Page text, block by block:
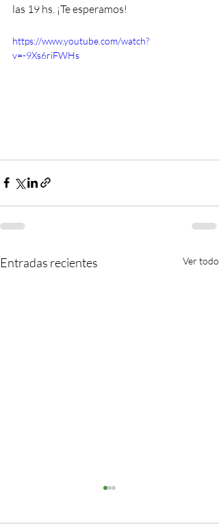
las 19 hs. ¡Te esperamos!
https://www.youtube.com/watch?
v=-9Xs6riFWHs
Entradas recientes Ver todo